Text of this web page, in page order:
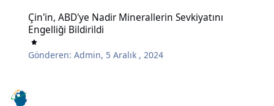
Çin'in, ABD'ye Nadir Minerallerin Sevkiyatını
Engelliği Bildirildi
Gönderen:Admin, 5 Aralık , 2024